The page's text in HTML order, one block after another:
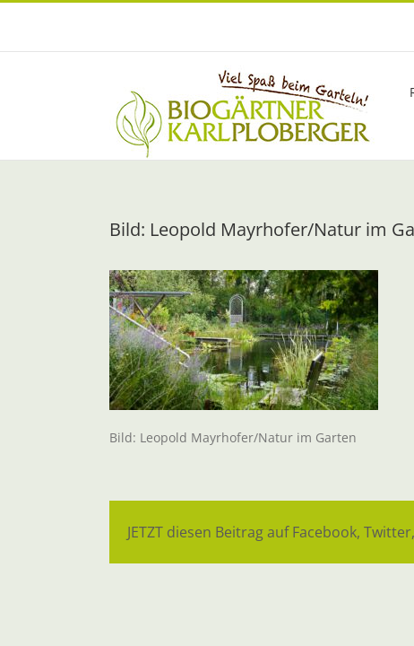
Zum
Bild: Leopold Mayrhofer/Natur im
Bild: Leopold Mayrhofer/Natur im Garten
JETZT diesen Beitrag auf Facebook,